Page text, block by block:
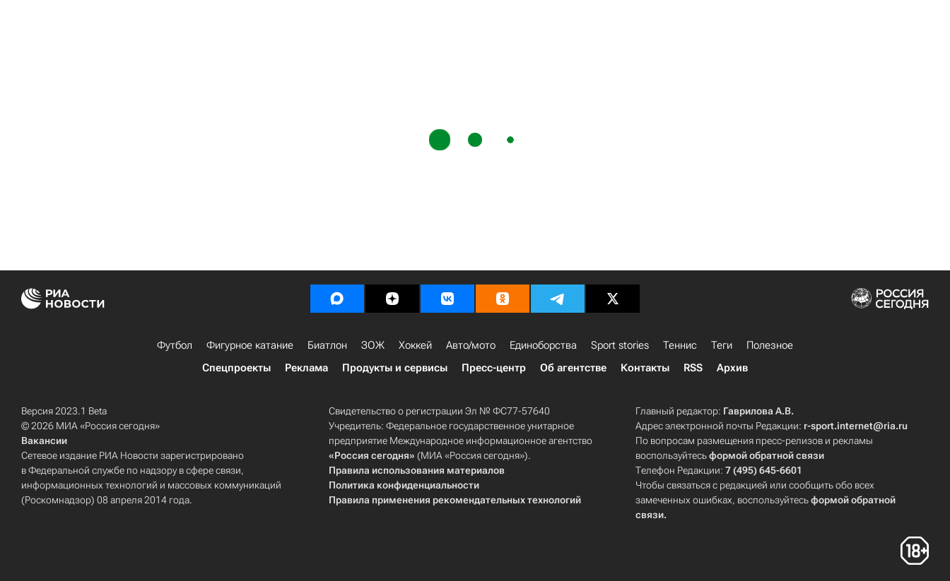
Футбол Фигурное катание Биатлон ЗОЖ Хоккей Авто/мото Единоборства Sport stories Теннис Теги
Полезное
Спецпроекты
Реклама Продукты и сервисы Пресс-центр Об агентстве Контакты RSS Архив
Версия 2023.1 Beta
© 2026 МИА «Россия сегодня»
Вакансии
Сетевое издание РИА Новости зарегистрировано
в Федеральной службе по надзору в сфере связи,
информационных технологий и массовых коммуникаций
(Роскомнадзор) 08 апреля 2014 года.
Свидетельство о регистрации Эл № ФС77-57640
Учредитель: Федеральное государственное унитарное
предприятие Международное информационное агентство
«Россия сегодня» (МИА «Россия сегодня»).
Правила использования материалов
Политика конфиденциальности
Правила применения рекомендательных технологий
Главный редактор: Гаврилова А.В.
Адрес электронной почты Редакции: r-sport.internet@ria.ru
По вопросам размещения пресс-релизов и рекламы
воспользуйтесьформой обратной связи
Телефон Редакции:7 (495) 645-6601
Чтобы связаться с редакцией или сообщить обо всех
замеченных ошибках, воспользуйтесьформой обратной
связи.